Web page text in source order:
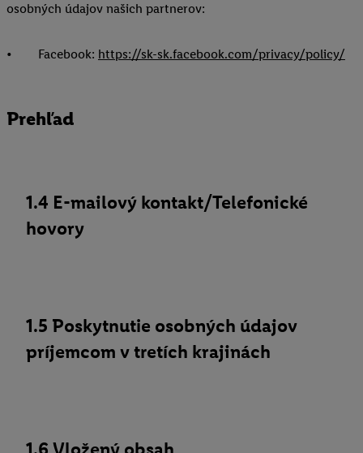
osobných údajov našich partnerov:
• Facebook: https://sk-sk.facebook.com/privacy/policy/
Prehľad
1.4 E-mailový kontakt/Telefonické
hovory
1.5 Poskytnutie osobných údajov
príjemcom v tretích krajinách